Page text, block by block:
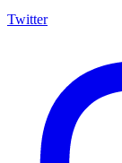
Twitter